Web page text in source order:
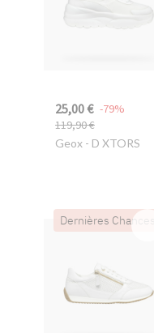
25,00 €
119,90 €
-79%
Geox - D XTORS
Dernières Chances